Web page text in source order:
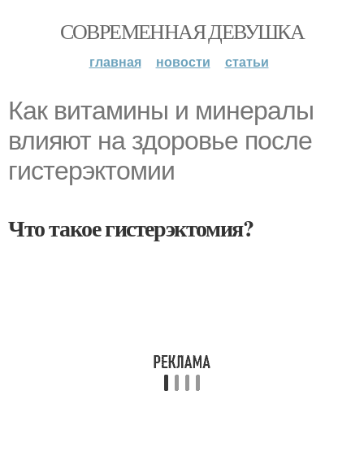
СОВРЕМЕННАЯ ДЕВУШКА
главная новости статьи
Как витамины и минералы
влияют на здоровье после
гистерэктомии
Что такое гистерэктомия?